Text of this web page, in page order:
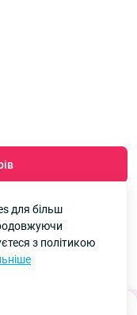
© 2026
для більш
з політикою